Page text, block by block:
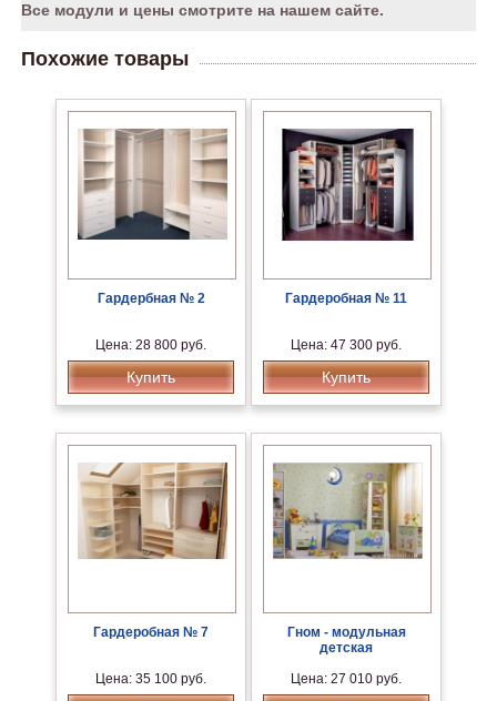
Все модули и цены смотрите на нашем сайте.
Похожие товары
Гардербная № 2
Цена: 28 800 руб.
Купить
Гардеробная № 11
Цена: 47 300 руб.
Купить
Гардеробная № 7
Цена: 35 100 руб.
Гном - модульная
детская
Цена: 27 010 руб.